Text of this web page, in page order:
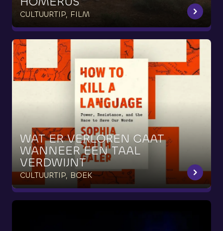
CULTUURTIP, FILM
WAT ER VERLOREN GAAT
WANNEER EEN TAAL
VERDWIJNT
CULTUURTIP, BOEK